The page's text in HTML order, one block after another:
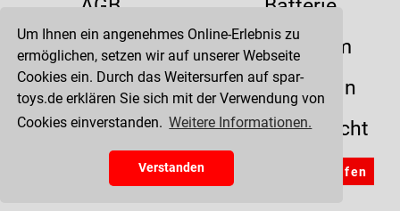
Um Ihnen ein angenehmes Online-Erlebnis zu
ermöglichen, setzen wir auf unserer Webseite
Cookies ein. Durch das Weitersurfen auf spar-
toys.de erklären Sie sich mit der Verwendung von
Cookies einverstanden. Weitere Informationen.
Verstanden
AGB
Batterie
Datenschutz
Impressum
Kontakt
Liefertermin
Versandkosten
Widerrufsrecht